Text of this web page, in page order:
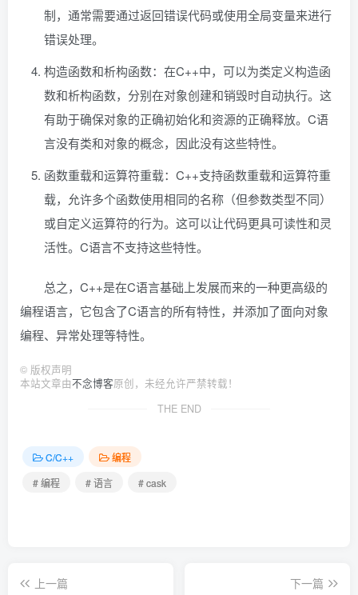
制，通常需要通过返回错误代码或使用全局变量来进行
错误处理。
构造函数和析构函数：在C++中，可以为类定义构造函
数和析构函数，分别在对象创建和销毁时自动执行。这
有助于确保对象的正确初始化和资源的正确释放。C语
言没有类和对象的概念，因此没有这些特性。
函数重载和运算符重载：C++支持函数重载和运算符重
载，允许多个函数使用相同的名称（但参数类型不同）
或自定义运算符的行为。这可以让代码更具可读性和灵
活性。C语言不支持这些特性。
总之，C++是在C语言基础上发展而来的一种更高级的
编程语言，它包含了C语言的所有特性，并添加了面向对象
编程、异常处理等特性。
© 版权声明
本站文章由不念博客原创，未经允许严禁转载！
THE END
C/C++
编程
# 编程
# 语言 # cask
上一篇 下一篇